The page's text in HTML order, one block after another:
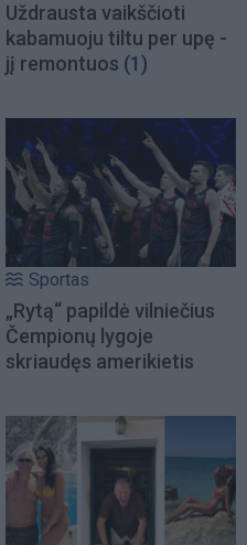
Uždrausta vaikščioti
kabamuoju tiltu per upę -
jį remontuos (1)
Sportas
„Rytą“ papildė vilniečius
Čempionų lygoje
skriaudęs amerikietis